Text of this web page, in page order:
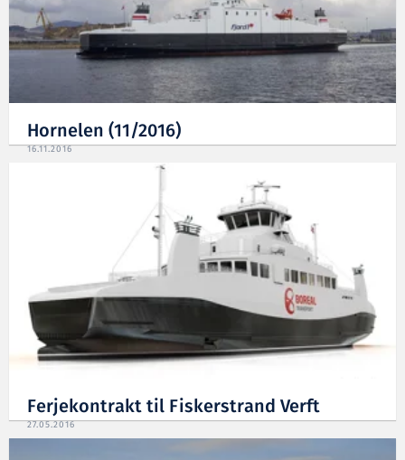
Hornelen (11/2016)
16.11.2016
Ferjekontrakt til Fiskerstrand Verft
27.05.2016